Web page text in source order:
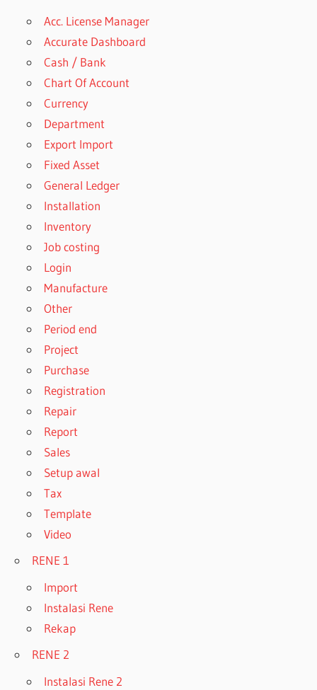
Acc. License Manager
Accurate Dashboard
Cash / Bank
Chart Of Account
Currency
Department
Export Import
Fixed Asset
General Ledger
Installation
Inventory
Job costing
Login
Manufacture
Other
Period end
Project
Purchase
Registration
Repair
Report
Sales
Setup awal
Tax
Template
Video
RENE 1
Import
Instalasi Rene
Rekap
RENE 2
Instalasi Rene 2